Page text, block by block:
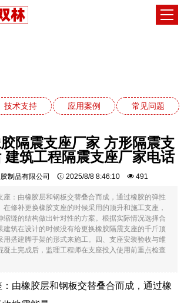
技术支持 应用案例 常见问题
隔震支座厂家 方形隔震支
建筑工程隔震支座厂家电话
制品有限公司 2025/8/8 8:46:10 491
座：由橡胶层和钢板交替叠合而成，通过橡胶的弹性
修补更换橡胶支座的时候采用的顶升和施工支座，
缩缝的结构做出针对性的方案。根据实际情况选择合
建筑在设计的时候没有给更换橡胶隔震支座的千斤顶
用搭建脚手架的形式来施工。四、支座安装验收与维
凝土完成后，监理工程师在支座投入使用前重点检查
由橡胶层和钢板交替叠合而成，通过橡